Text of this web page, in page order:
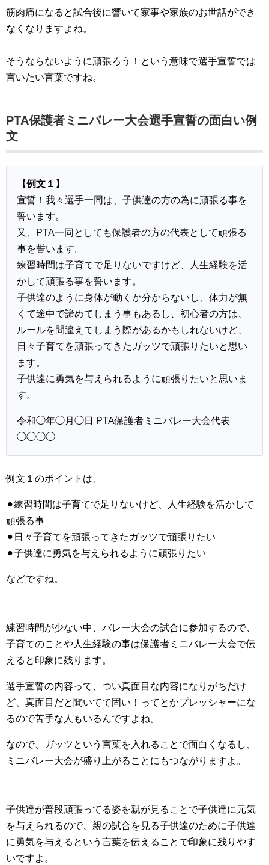
筋肉痛になると試合後に響いて家事や家族のお世話ができ
なくなりますよね。
そうならないように頑張ろう！という意味で選手宣誓では
言いたい言葉ですね。
PTA保護者ミニバレー大会選手宣誓の面白い例
文
【例文１】
宣誓！我々選手一同は、子供達の方の為に頑張る事を
誓います。
又、PTA一同としても保護者の方の代表として頑張る
事を誓います。
練習時間は子育てで足りないですけど、人生経験を活
かして頑張る事を誓います。
子供達のように身体が動くか分からないし、体力が無
くて途中で諦めてしまう事もあるし、初心者の方は、
ルールを間違えてしまう際があるかもしれないけど、
日々子育てを頑張ってきたガッツで頑張りたいと思い
ます。
子供達に勇気を与えられるように頑張りたいと思いま
す。
令和◯年◯月◯日 PTA保護者ミニバレー大会代表
◯◯◯◯
例文１のポイントは、
⚫︎練習時間は子育てで足りないけど、人生経験を活かして
頑張る事
⚫︎日々子育てを頑張ってきたガッツで頑張りたい
⚫︎子供達に勇気を与えられるように頑張りたい
などですね。
練習時間が少ない中、バレー大会の試合に参加するので、
子育てのことや人生経験の事は保護者ミニバレー大会で伝
えると印象に残ります。
選手宣誓の内容って、つい真面目な内容になりがちだけ
ど、真面目だと聞いてて固い！ってとかプレッシャーにな
るので苦手な人もいるんですよね。
なので、ガッツという言葉を入れることで面白くなるし、
ミニバレー大会が盛り上がることにもつながりますよ。
子供達が普段頑張ってる姿を親が見ることで子供達に元気
を与えられるので、親の試合を見る子供達のために子供達
に勇気を与えるという言葉を伝えることで印象に残りやす
いですよ。